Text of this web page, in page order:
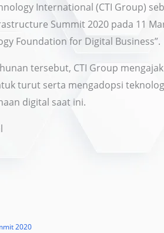
International (CTI Group)
Summit 2020 pada 11
Foundation for Digital Business”.
tersebut, CTI Group
turut serta mengadopsi
digital saat ini.
2020